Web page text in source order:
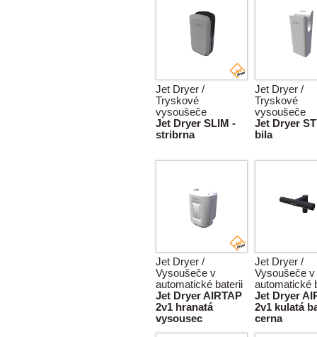
Jet Dryer /
Tryskové
vysoušeče
Jet Dryer SLIM -
stribrna
Jet Dryer /
Tryskové
vysoušeče
Jet Dryer
bila
Jet Dryer /
Vysoušeče v
automatické baterii
Jet Dryer AIRTAP
2v1 hranatá
vysousec
Jet Dryer /
Vysoušeče v
automatické
Jet Dryer
2v1 kulatá
cerna